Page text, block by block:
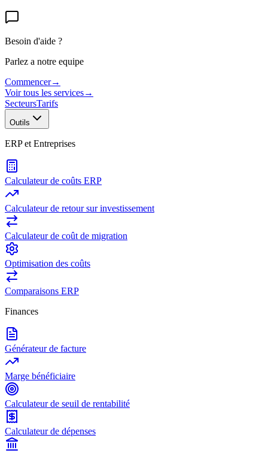
Besoin d'aide ?
Parlez a notre equipe
Commencer→
Voir tous les services→
SecteursTarifs
Outils
ERP et Entreprises
Calculateur de coûts ERP
Calculateur de retour sur investissement
Calculateur de coût de migration
Optimisation des coûts
Comparaisons ERP
Finances
Générateur de facture
Marge bénéficiaire
Calculateur de seuil de rentabilité
Calculateur de dépenses